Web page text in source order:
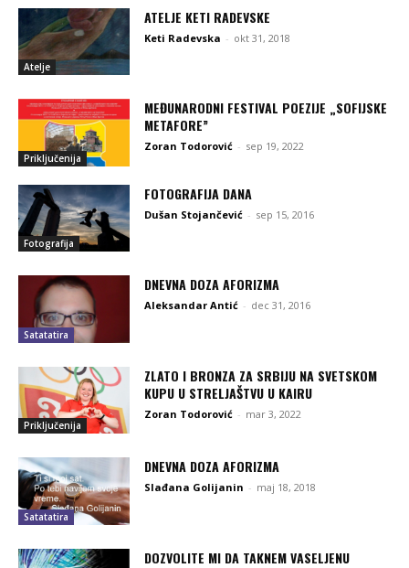
Atelje
ATELJE KETI RADEVSKE
Keti Radevska - okt 31, 2018
Priključenija
MEĐUNARODNI FESTIVAL POEZIJE „SOFIJSKE
METAFORE”
Zoran Todorović - sep 19, 2022
Fotografija
FOTOGRAFIJA DANA
Dušan Stojančević - sep 15, 2016
Satatatira
DNEVNA DOZA AFORIZMA
Aleksandar Antić - dec 31, 2016
Priključenija
ZLATO I BRONZA ZA SRBIJU NA SVETSKOM
KUPU U STRELJAŠTVU U KAIRU
Zoran Todorović - mar 3, 2022
Satatatira
DNEVNA DOZA AFORIZMA
Slađana Golijanin - maj 18, 2018
DOZVOLITE MI DA TAKNEM VASELJENU